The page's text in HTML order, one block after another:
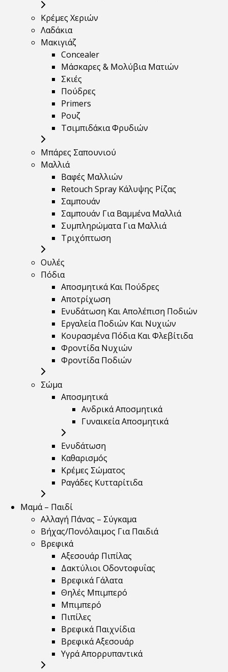
Κρέμες Χεριών
Λαδάκια
Μακιγιάζ
Concealer
Μάσκαρες & Μολύβια Ματιών
Σκιές
Πούδρες
Primers
Ρουζ
Τσιμπιδάκια Φρυδιών
Μπάρες Σαπουνιού
Μαλλιά
Βαφές Μαλλιών
Retouch Spray Κάλυψης Ρίζας
Σαμπουάν
Σαμπουάν Για Βαμμένα Μαλλιά
Συμπληρώματα Για Μαλλιά
Τριχόπτωση
Ουλές
Πόδια
Αποσμητικά Και Πούδρες
Αποτρίχωση
Ενυδάτωση Και Απολέπιση Ποδιών
Εργαλεία Ποδιών Και Νυχιών
Κουρασμένα Πόδια Και Φλεβίτιδα
Φροντίδα Νυχιών
Φροντίδα Ποδιών
Σώμα
Αποσμητικά
Ανδρικά Αποσμητικά
Γυναικεία Αποσμητικά
Ενυδάτωση
Καθαρισμός
Κρέμες Σώματος
Ραγάδες Κυτταρίτιδα
Μαμά – Παιδί
Αλλαγή Πάνας – Σύγκαμα
Βήχας/Πονόλαιμος Για Παιδιά
Βρεφικά
Αξεσουάρ Πιπίλας
Δακτύλιοι Οδοντοφυΐας
Βρεφικά Γάλατα
Θηλές Μπιμπερό
Μπιμπερό
Πιπίλες
Βρεφικά Παιχνίδια
Βρεφικά Αξεσουάρ
Υγρά Απορρυπαντικά